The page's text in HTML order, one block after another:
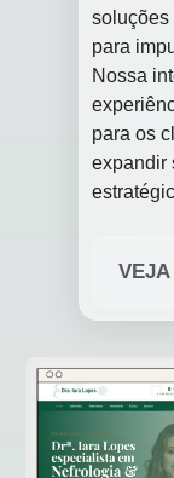
soluções
para
Nossa
para os
expandir
VEJA